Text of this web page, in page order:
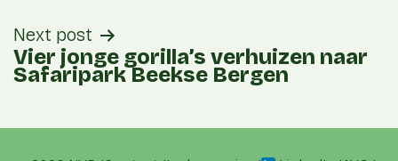
Next post
Vier jonge gorilla’s verhuizen naar
Safaripark Beekse Bergen